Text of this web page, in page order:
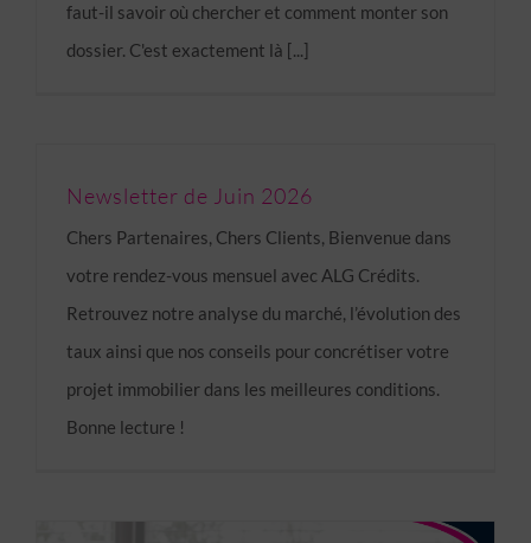
faut-il savoir où chercher et comment monter son
dossier. C'est exactement là [...]
Newsletter de Juin 2026
Chers Partenaires, Chers Clients, Bienvenue dans
votre rendez-vous mensuel avec ALG Crédits.
Retrouvez notre analyse du marché, l’évolution des
taux ainsi que nos conseils pour concrétiser votre
projet immobilier dans les meilleures conditions.
Bonne lecture !